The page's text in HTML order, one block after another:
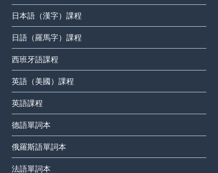
日本語（漢字）課程
日語（羅馬字）課程
西班牙語課程
英語（美國）課程
英語課程
德語單詞本
俄羅斯語單詞本
法語單詞本